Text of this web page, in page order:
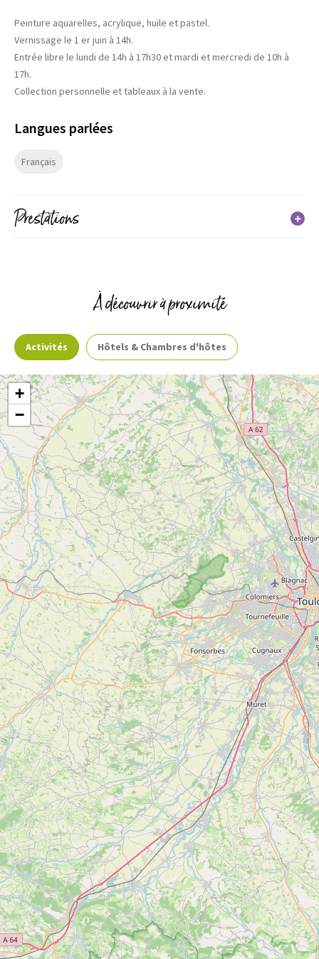
Peinture aquarelles, acrylique, huile et pastel.
Vernissage le 1 er juin à 14h.
Entrée libre le lundi de 14h à 17h30 et mardi et mercredi de 10h à
17h.
Collection personnelle et tableaux à la vente.
Langues parlées
Français
Prestations
+
−
À découvrir à proximité
Activités Hôtels & Chambres d'hôtes